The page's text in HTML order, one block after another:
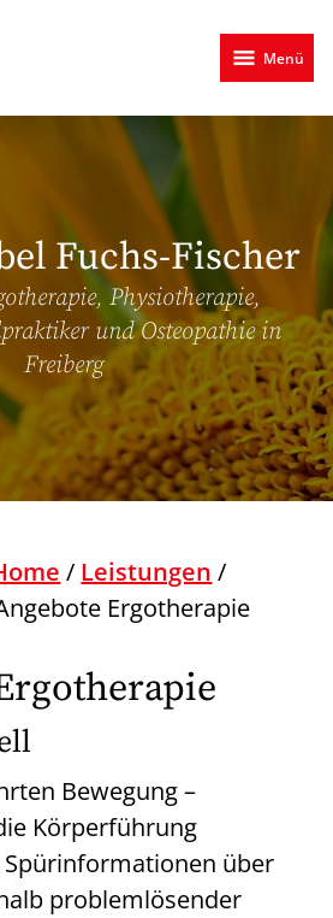
Menü
Fuchs-Fischer
Physiotherapie,
und Osteopathie in
Freiberg
/ Leistungen /
Ergotherapie
Bewegung –
Körperführung
Spürinformationen über
problemlösender